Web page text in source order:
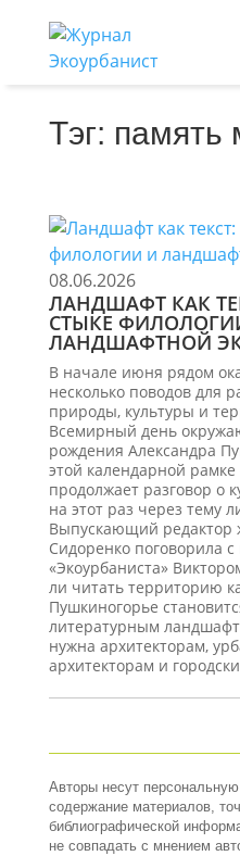
Тэг: память
08.06.2026
ЛАНДШАФТ КАК
СТЫКЕ
ЛАНДШАФТНОЙ
В начале июня рядом
несколько поводов для
природы, культуры и
Всемирный день
рождения Александра
этой календарной рамке
продолжает разговор о
на этот раз через тему
Выпускающий редактор
Сидоренко поговорила
«Экоурбаниста»
ли читать территорию
Пушкиногорье
литературным
нужна архитекторам,
архитекторам и
Авторы несут персональную
содержание материалов,
библиографической
не совпадать с мнением